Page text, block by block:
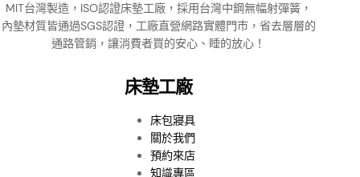
MIT台灣製造，ISO認證床墊工廠，採用台灣中鋼無幅射彈簧，
內墊材質皆通過SGS認證，工廠直營網路實體門市，省去層層的
通路管銷，讓消費者買的安心、睡的放心！
床墊工廠
床包寢具
關於我們
預約來店
知識專區